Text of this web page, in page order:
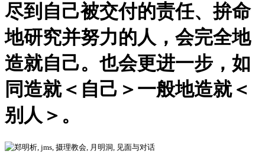
尽到自己被交付的责任、拚命
地研究并努力的人，会完全地
造就自己。也会更进一步，如
同造就＜自己＞一般地造就＜
别人＞。